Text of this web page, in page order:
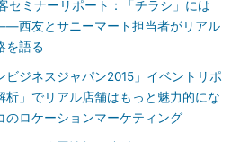
セミナーリポート：「チラシ」には
西友とサニーマート担当者がリアル
を語る
ビジネスジャパン2015」イベントリポ
析」でリアル店舗はもっと魅力的にな
ロケーションマーケティング